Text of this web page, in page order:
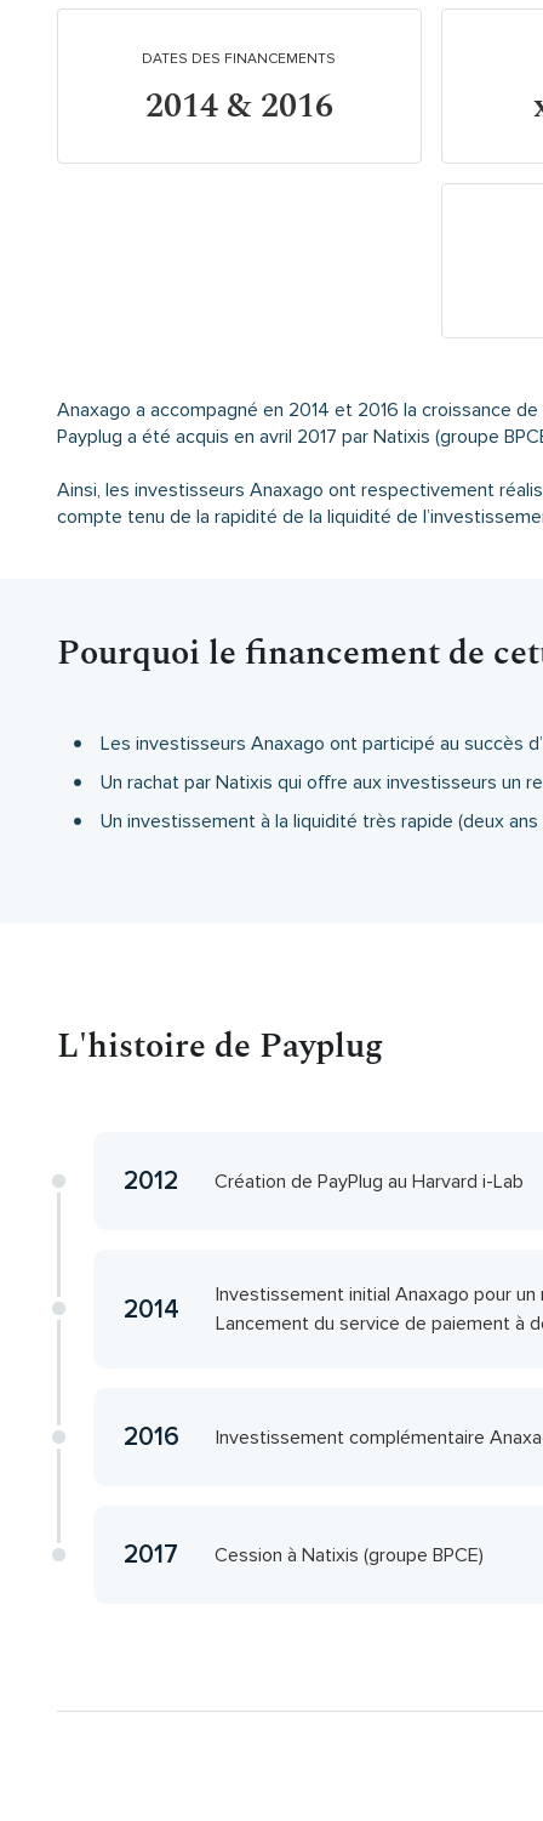
DATES DES FINANCEMENTS
2014 & 2016
Anaxago a accompagné en 2014 et 2016 la croissance
Payplug a été acquis en avril 2017 par Natixis (groupe
Ainsi, les investisseurs Anaxago ont respectivement
compte tenu de la rapidité de la liquidité de
Pourquoi le financement de
Les investisseurs Anaxago ont participé au succès
Un rachat par Natixis qui offre aux investisseurs un
Un investissement à la liquidité très rapide (deux
L'histoire de Payplug
2012 Création de PayPlug au Harvard i-Lab
2014
Investissement initial Anaxago pour
Lancement du service de paiement à
2016 Investissement complémentaire
2017 Cession à Natixis (groupe BPCE)